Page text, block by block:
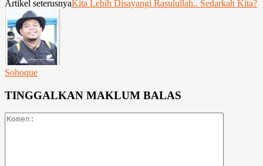
Artikel seterusnyaKita Lebih Disayangi Rasulullah.. Sedarkah Kita?
Sohoque
TINGGALKAN MAKLUM BALAS